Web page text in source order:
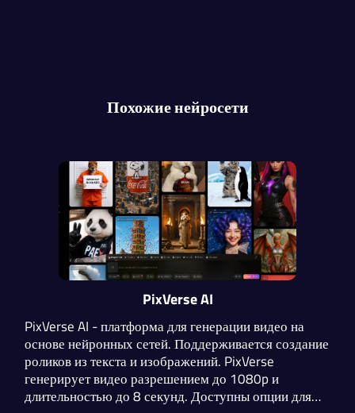
Похожие нейросети
PixVerse AI
PixVerse AI - платформа для генерации видео на
основе нейронных сетей. Поддерживается создание
роликов из текста и изображений. PixVerse
генерирует видео разрешением до 1080p и
длительностью до 8 секунд. Доступны опции для